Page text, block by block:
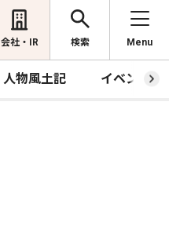
会社・IR 検索 Menu
人物風土記 イベント